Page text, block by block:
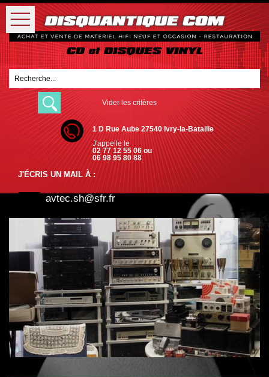
Vider les critères
1 D Rue Aube 27540 Ivry-la-Bataille
J'appelle le
02 77 12 55 06 ou
06 98 95 80 88
J'ÉCRIS UN MAIL À :
avtec.sh@sfr.fr